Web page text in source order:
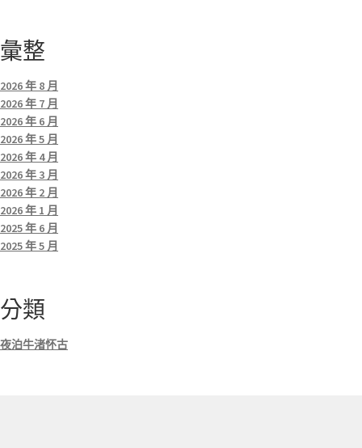
彙整
2026 年 8 月
2026 年 7 月
2026 年 6 月
2026 年 5 月
2026 年 4 月
2026 年 3 月
2026 年 2 月
2026 年 1 月
2025 年 6 月
2025 年 5 月
分類
夜泊牛渚怀古